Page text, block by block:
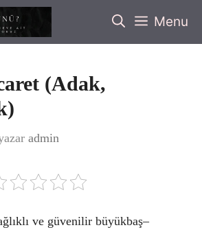
Menu
(Adak,
admin
ve güvenilir büyükbaş–